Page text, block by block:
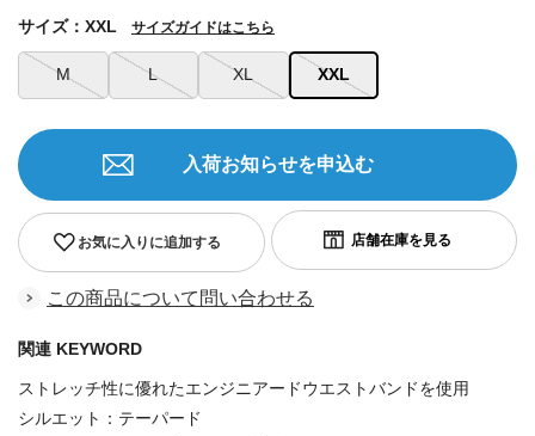
M L XL XXL
サイズ：XXL サイズガイドはこちら
お気に入りに追加する
入荷お知らせを申込む
この商品について問い合わせる
関連 KEYWORD
ストレッチ性に優れたエンジニアードウエストバンドを使用
シルエット：テーパード